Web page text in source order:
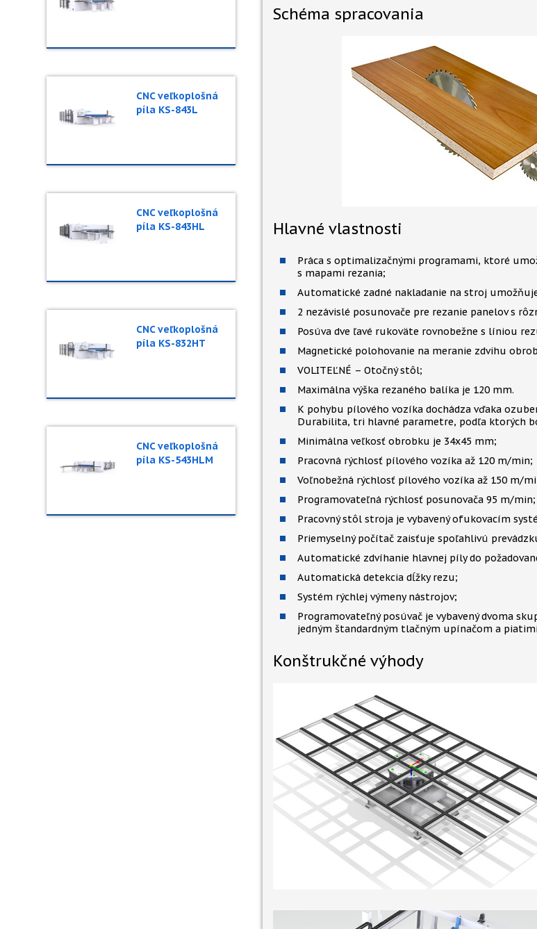
CNC veľkoplošná
píla KS-843L
CNC veľkoplošná
píla KS-843HL
CNC veľkoplošná
píla KS-832HT
CNC veľkoplošná
píla KS-543HLM
Schéma spracovania
Hlavné vlastnosti
Práca s optimalizačnými programami, ktoré
s mapami rezania;
Automatické zadné nakladanie na stroj
2 nezávislé posunovače pre rezanie panelov s
Posúva dve ľavé rukoväte rovnobežne s líniou
Magnetické polohovanie na meranie zdvihu
VOLITEĽNÉ – Otočný stôl;
Maximálna výška rezaného balíka je 120 mm.
K pohybu pílového vozíka dochádza vďaka
Durabilita, tri hlavné parametre, podľa ktorých
Minimálna veľkosť obrobku je 34x45 mm;
Pracovná rýchlosť pílového vozíka až 120 m/min;
Voľnobežná rýchlosť pílového vozíka až 150 m/
Programovateľná rýchlosť posunovača 95 m/min;
Pracovný stôl stroja je vybavený ofukovacím
Priemyselný počítač zaisťuje spoľahlivú
Automatické zdvíhanie hlavnej píly do
Automatická detekcia dĺžky rezu;
Systém rýchlej výmeny nástrojov;
Programovateľný posúvač je vybavený dvoma
jedným štandardným tlačným upínačom a
Konštrukčné výhody